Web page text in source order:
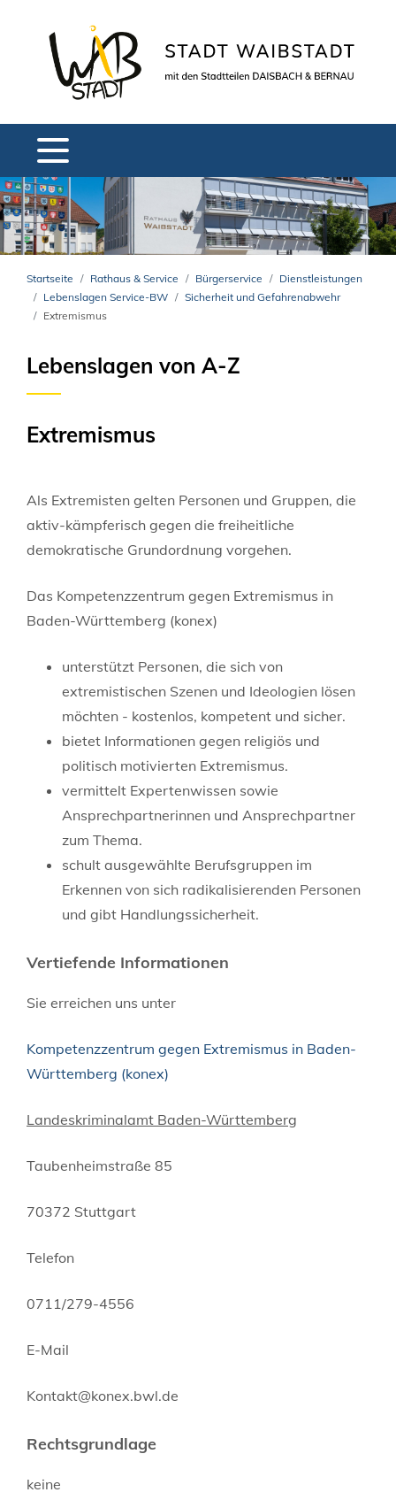
Startseite Rathaus & Service Bürgerservice
Dienstleistungen
Lebenslagen Service-BW
Sicherheit und Gefahrenabwehr
Extremismus
Lebenslagen von A-Z
Extremismus
Als Extremisten gelten Personen und Gruppen, die
aktiv-kämpferisch gegen die freiheitliche
demokratische Grundordnung vorgehen.
Das Kompetenzzentrum gegen Extremismus in
Baden-Württemberg (konex)
unterstützt Personen, die sich von
extremistischen Szenen und Ideologien lösen
möchten - kostenlos, kompetent und sicher.
bietet Informationen gegen religiös und
politisch motivierten Extremismus.
vermittelt Expertenwissen sowie
Ansprechpartnerinnen und Ansprechpartner
zum Thema.
schult ausgewählte Berufsgruppen im
Erkennen von sich radikalisierenden Personen
und gibt Handlungssicherheit.
Vertiefende Informationen
Sie erreichen uns unter
Kompetenzzentrum gegen Extremismus in Baden-
Württemberg (konex)
Landeskriminalamt Baden-Württemberg
Taubenheimstraße 85
70372 Stuttgart
Telefon
0711/279-4556
E-Mail
Kontakt@konex.bwl.de
Rechtsgrundlage
keine